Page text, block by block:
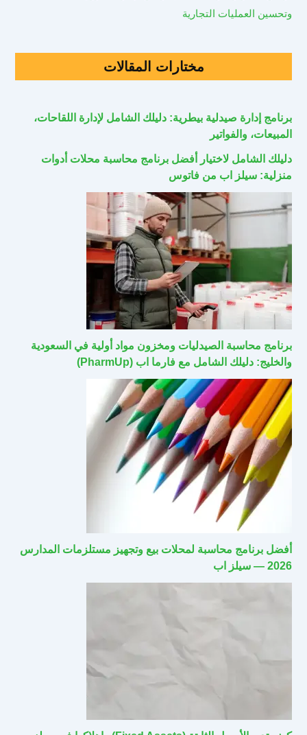
وتحسين العمليات التجارية
مختارات المقالات
برنامج إدارة صيدلية بيطرية: دليلك الشامل لإدارة اللقاحات،
المبيعات، والفواتير
دليلك الشامل لاختيار أفضل برنامج محاسبة محلات أدوات
منزلية: سيلز اب من فاتوس
برنامج محاسبة الصيدليات ومخزون مواد أولية في السعودية
والخليج: دليلك الشامل مع فارما اب (PharmUp)
أفضل برنامج محاسبة لمحلات بيع وتجهيز مستلزمات المدارس
2026 — سيلز اب